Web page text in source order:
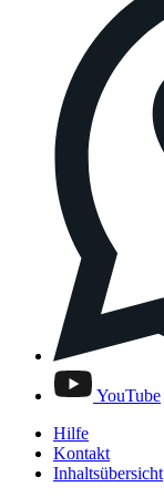
YouTube
Hilfe
Kontakt
Inhaltsübersicht